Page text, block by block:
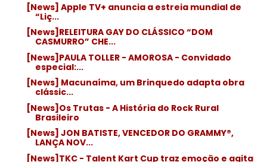
[News] Apple TV+ anuncia a estreia mundial de
“Liç...
[News]RELEITURA GAY DO CLÁSSICO “DOM
CASMURRO” CHE...
[News]PAULA TOLLER - AMOROSA - Convidado
especial:...
[News] Macunaíma, um Brinquedo adapta obra
clássic...
[News]Os Trutas - A História do Rock Rural
Brasileiro
[News] JON BATISTE, VENCEDOR DO GRAMMY®,
LANÇA NOV...
[News]TKC - Talent Kart Cup traz emoção e agita